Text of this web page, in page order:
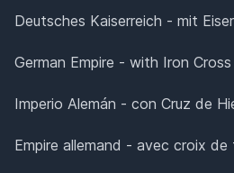
Deutsches Kaiserreich - mit
German Empire - with Iron Cross
Imperio Alemán - con Cruz de
Empire allemand - avec croix de